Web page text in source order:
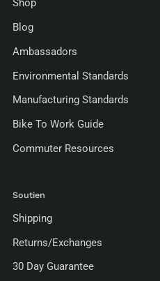
Shop
Blog
Ambassadors
Environmental Standards
Manufacturing Standards
Bike To Work Guide
Commuter Resources
Soutien
Shipping
Returns/Exchanges
30 Day Guarantee